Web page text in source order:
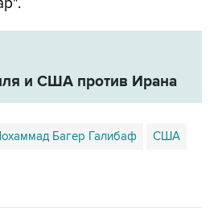
и США против Ирана
Багер Галибаф США